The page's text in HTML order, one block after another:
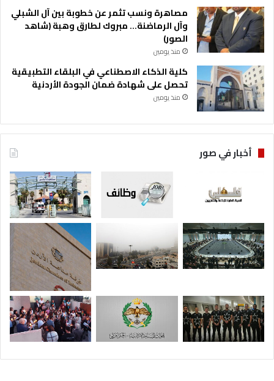
مصاهرة ونسب تثمر عن خطوبة بين آل الشبلي
وآل الرماضنة… مبروك لطارق وهبة (شاهد
الصور)
منذ يومين
كلية الذكاء الاصطناعي في البلقاء التطبيقية
تحصل على شهادة ضمان الجودة الأردنية
منذ يومين
أخبار في صور